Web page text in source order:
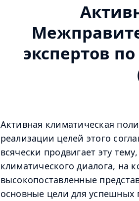
экспертов
Активная климатическая
реализации целей этого
всячески продвигает эту
климатического диалога, на
высокопоставленные
основные цели для